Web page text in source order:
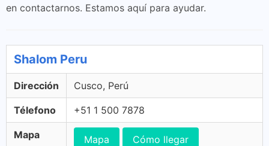
en contactarnos. Estamos aquí para ayudar.
Shalom Peru
Dirección Cusco, Perú
Télefono +51 1 500 7878
Mapa Mapa Cómo llegar